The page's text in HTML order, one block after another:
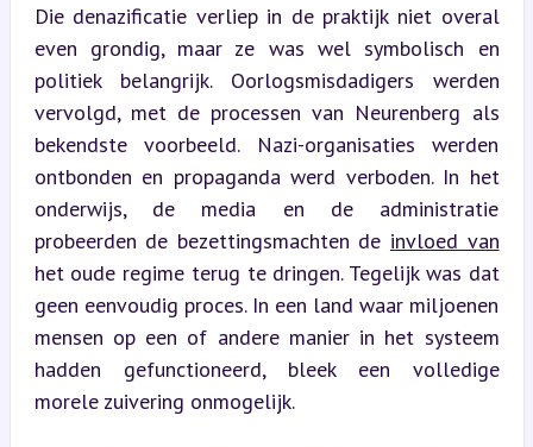
Die denazificatie verliep in de praktijk niet overal
even grondig, maar ze was wel symbolisch en
politiek belangrijk. Oorlogsmisdadigers werden
vervolgd, met de processen van Neurenberg als
bekendste voorbeeld. Nazi-organisaties werden
ontbonden en propaganda werd verboden. In het
onderwijs, de media en de administratie
probeerden de bezettingsmachten de invloed van
het oude regime terug te dringen. Tegelijk was dat
geen eenvoudig proces. In een land waar miljoenen
mensen op een of andere manier in het systeem
hadden gefunctioneerd, bleek een volledige
morele zuivering onmogelijk.